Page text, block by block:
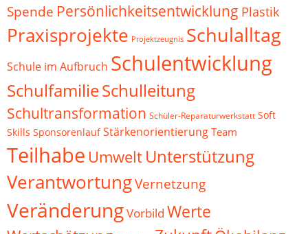
Spende Persönlichkeitsentwicklung Plastik
Praxisprojekte Projektzeugnis Schulalltag
Schule im Aufbruch Schulentwicklung
SchulfamilieSchulleitung
Schultransformation Schüler-Reparaturwerkstatt Soft
Skills Sponsorenlauf Stärkenorientierung Team
Teilhabe Umwelt Unterstützung
VerantwortungVernetzung
VeränderungVorbild Werte